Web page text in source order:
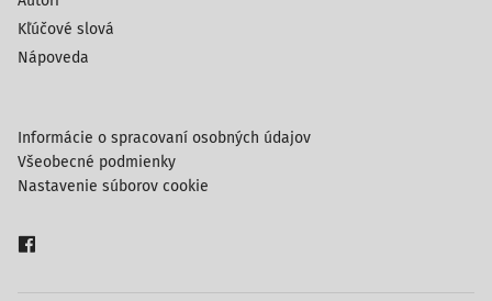
Kľúčové slová
Nápoveda
Informácie o spracovaní osobných údajov
Všeobecné podmienky
Nastavenie súborov cookie